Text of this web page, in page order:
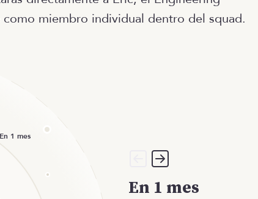
miembro individual dentro del squad.
En 1 mes